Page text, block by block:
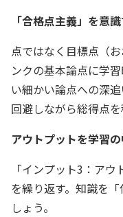
「合格点主義」を意
点ではなく目標点（
ンクの基本論点に学
い細かい論点への深
回避しながら総得点
アウトプットを学習
「インプット3：ア
を繰り返す。知識を
しょう。